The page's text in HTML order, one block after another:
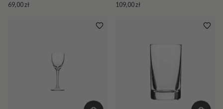
69,00 zł 109,00 zł